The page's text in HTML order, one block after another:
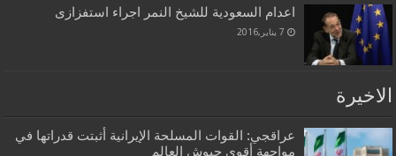
اعدام السعودیة للشیخ النمر اجراء استفزازی
7 يناير,2016
الاخيرة
عراقجي: القوات المسلحة الإيرانية أثبتت قدراتها في
مواجهة أقوى جيوش العالم